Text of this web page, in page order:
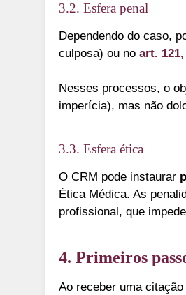
3.2. Esfera penal
Dependendo do caso,
culposa) ou no art. 121,
Nesses processos, o
imperícia), mas não
3.3. Esfera ética
O CRM pode instaurar
Ética Médica. As
profissional, que
4. Primeiros
Ao receber uma